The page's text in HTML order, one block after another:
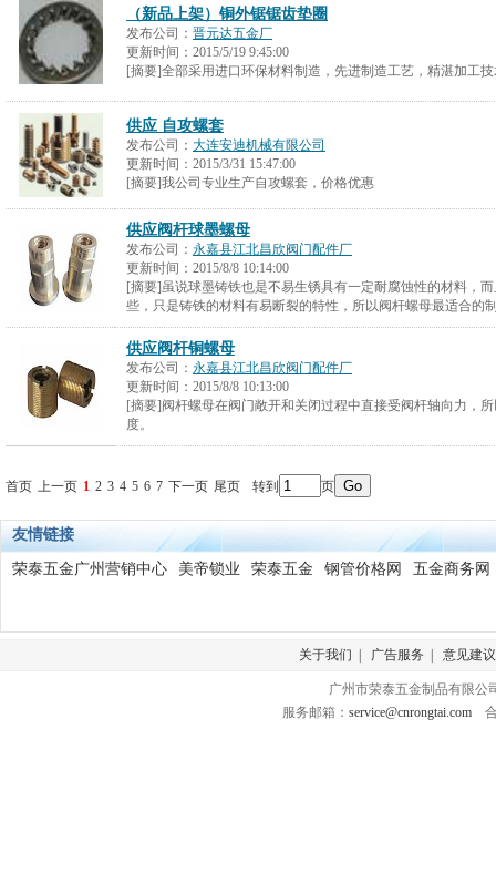
（新品上架）铜外锯锯齿垫圈
发布公司： 晋元达五金厂
更新时间： 2015/5/19 9:45:00
[摘要]全部采用进口环保材料制造，先进制造工艺，精湛加工
供应 自攻螺套
发布公司： 大连安迪机械有限公司
更新时间： 2015/3/31 15:47:00
[摘要]我公司专业生产自攻螺套，价格优惠
供应阀杆球墨螺母
发布公司： 永嘉县江北昌欣阀门配件厂
更新时间： 2015/8/8 10:14:00
[摘要]虽说球墨铸铁也是不易生锈具有一定耐腐蚀性的材料，
些，只是铸铁的材料有易断裂的特性，所以阀杆螺母最适合的
供应阀杆铜螺母
发布公司： 永嘉县江北昌欣阀门配件厂
更新时间： 2015/8/8 10:13:00
[摘要]阀杆螺母在阀门敞开和关闭过程中直接受阀杆轴向力，
度。
首页 上一页 1 2 3 4 5 6 7 下一页 尾页 转到 页
友情链接
荣泰五金广州营销中心 美帝锁业 荣泰五金 钢管价格网 五金商务网
关于我们 广告服务 意见建议
广州市荣泰五金制品有限
服务邮箱： service@cnrongtai.com 合